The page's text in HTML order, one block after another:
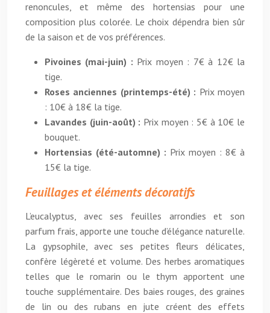
renoncules, et même des hortensias pour une
composition plus colorée. Le choix dépendra bien sûr
de la saison et de vos préférences.
Pivoines (mai-juin) : Prix moyen : 7€ à 12€ la
tige.
Roses anciennes (printemps-été) : Prix moyen
: 10€ à 18€ la tige.
Lavandes (juin-août) : Prix moyen : 5€ à 10€ le
bouquet.
Hortensias (été-automne) : Prix moyen : 8€ à
15€ la tige.
Feuillages et éléments décoratifs
L’eucalyptus, avec ses feuilles arrondies et son
parfum frais, apporte une touche d’élégance naturelle.
La gypsophile, avec ses petites fleurs délicates,
confère légèreté et volume. Des herbes aromatiques
telles que le romarin ou le thym apportent une
touche supplémentaire. Des baies rouges, des graines
de lin ou des rubans en jute créent des effets